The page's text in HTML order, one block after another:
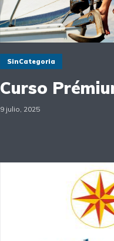
SinCategoria
Curso
9 julio, 2025